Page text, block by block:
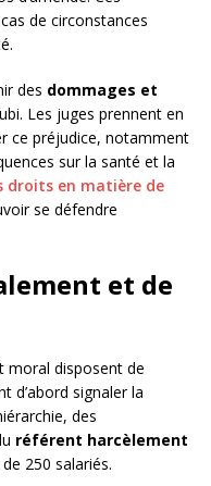
de circonstances
des dommages et
Les juges prennent en
ce préjudice, notamment
sur la santé et la
droits en matière de
se défendre
et de
moral disposent de
d’abord signaler la
des
référent harcèlement
250 salariés.